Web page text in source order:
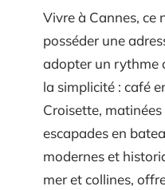
Vivre à Cannes, ce
posséder une
adopter un rythme
la simplicité : café
Croisette,
escapades en
modernes et
mer et collines,